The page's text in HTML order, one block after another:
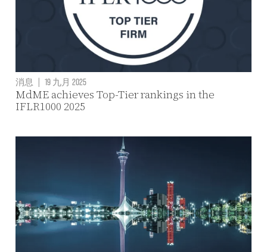
消息 | 19 九月 2025
MdME achieves Top-Tier rankings in the
IFLR1000 2025